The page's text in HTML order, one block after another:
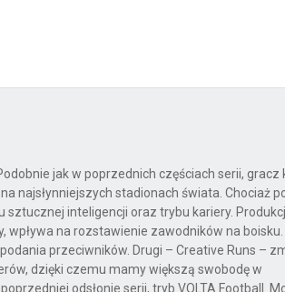
jak w poprzednich częściach serii, gracz
najsłynniejszych stadionach świata. Chociaż
sztucznej inteligencji oraz trybu kariery.
na rozstawienie zawodników na boisku.
przeciwników. Drugi – Creative Runs –
dzięki czemu mamy większą swobodę w
odsłonie serii, tryb VOLTA Football.